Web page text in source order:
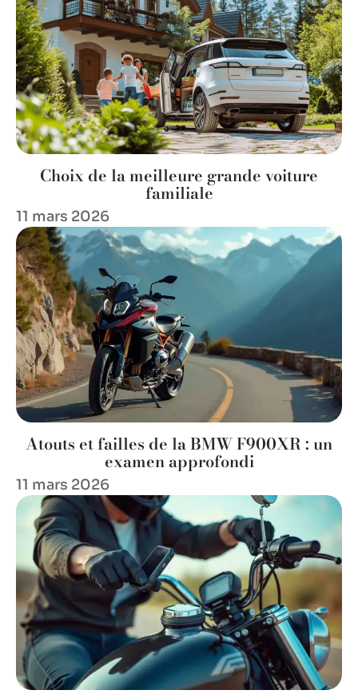
Choix de la meilleure grande voiture
familiale
11 mars 2026
Atouts et failles de la BMW F900XR : un
examen approfondi
11 mars 2026